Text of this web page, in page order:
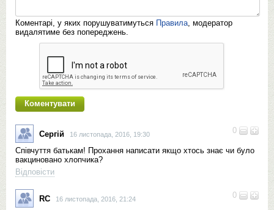
Коментарі, у яких порушуватимуться Правила, модератор
видалятиме без попереджень.
0
Сергій 16 листопада, 2016, 19:30
Співчуття батькам! Прохання написати якщо хтось знає чи було
вакциновано хлопчика?
Відповісти
0
RC 16 листопада, 2016, 21:24